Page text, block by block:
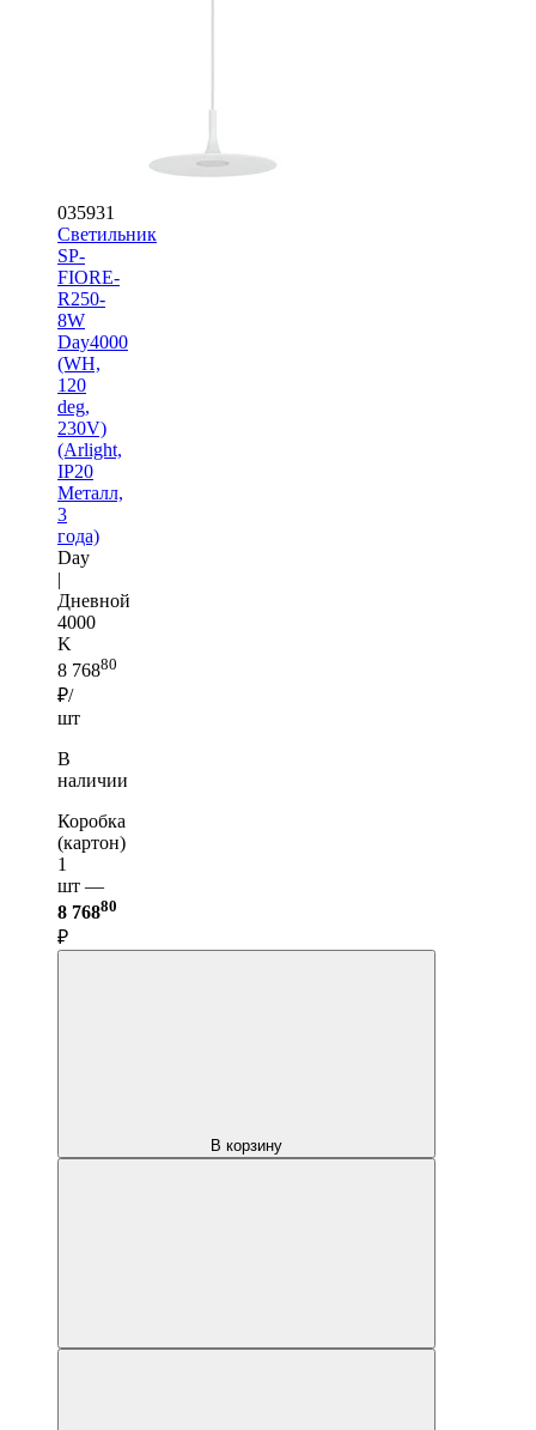
035931
Светильник
SP-
FIORE-
R250-
8W
Day4000
(WH,
120
deg,
230V)
(Arlight,
IP20
Металл,
3
года)
Day
|
Дневной
4000
K
8 76880
₽/
шт
В
наличии
Коробка
(картон)
1
шт —
8 76880
₽
В корзину